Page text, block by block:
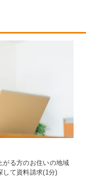
がる方のお住いの地域
して資料請求(1分)